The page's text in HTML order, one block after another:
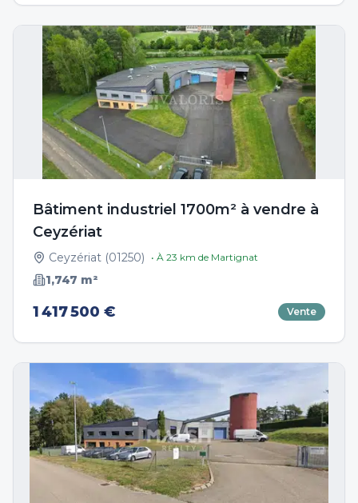
Bâtiment industriel 1700m² à vendre à
Ceyzériat
Ceyzériat (01250) • À 23 km de Martignat
1,747 m²
1 417 500 € Vente